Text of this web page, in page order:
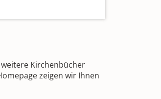
Kirchenbücher
zeigen wir Ihnen